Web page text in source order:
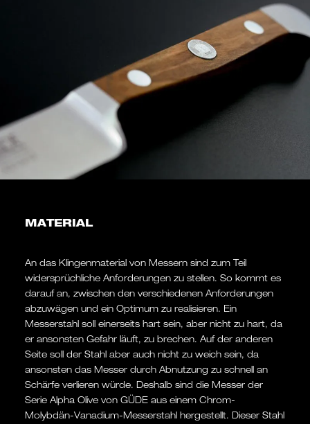
MATERIAL
An das Klingenmaterial von Messern sind zum Teil
widersprüchliche Anforderungen zu stellen. So kommt es
darauf an, zwischen den verschiedenen Anforderungen
abzuwägen und ein Optimum zu realisieren. Ein
Messerstahl soll einerseits hart sein, aber nicht zu hart, da
er ansonsten Gefahr läuft, zu brechen. Auf der anderen
Seite soll der Stahl aber auch nicht zu weich sein, da
ansonsten das Messer durch Abnutzung zu schnell an
Schärfe verlieren würde. Deshalb sind die Messer der
Serie Alpha Olive von GÜDE aus einem Chrom-
Molybdän-Vanadium-Messerstahl hergestellt. Dieser Stahl